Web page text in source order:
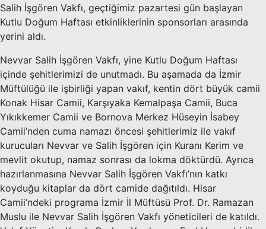
Salih İşgören Vakfı, geçtiğimiz pazartesi gün başlayan
Kutlu Doğum Haftası etkinliklerinin sponsorları arasında
yerini aldı.
Nevvar Salih İşgören Vakfı, yine Kutlu Doğum Haftası
içinde şehitlerimizi de unutmadı. Bu aşamada da İzmir
Müftülüğü ile işbirliği yapan vakıf, kentin dört büyük camii
Konak Hisar Camii, Karşıyaka Kemalpaşa Camii, Buca
Yıkıkkemer Camii ve Bornova Merkez Hüseyin İsabey
Camii’nden cuma namazı öncesi şehitlerimiz ile vakıf
kurucuları Nevvar ve Salih İşgören için Kuranı Kerim ve
mevlit okutup, namaz sonrası da lokma döktürdü. Ayrıca
hazırlanmasına Nevvar Salih İşgören Vakfı’nın katkı
koyduğu kitaplar da dört camide dağıtıldı. Hisar
Camii’ndeki programa İzmir İl Müftüsü Prof. Dr. Ramazan
Muslu ile Nevvar Salih İşgören Vakfı yöneticileri de katıldı.